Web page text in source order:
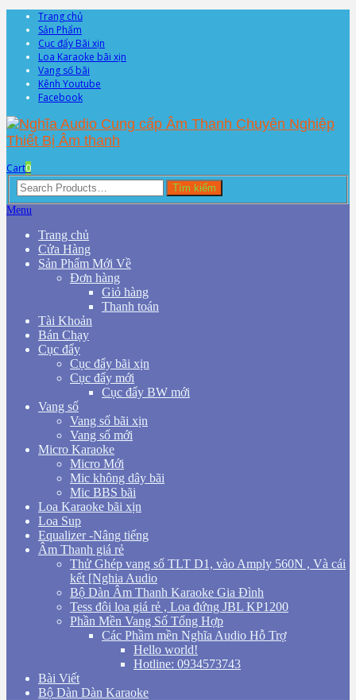
Trang chủ
Sản Phẩm
Cục đẩy Bãi xịn
Loa Karaoke bãi xịn
Vang số bãi
Kênh Youtube
Facebook
Cart0
Search
for:
Tìm kiếm
Menu
Trang chủ
Cửa Hàng
Sản Phẩm Mới Về
Đơn hàng
Giỏ hàng
Thanh toán
Tài Khoản
Bán Chạy
Cục đẩy
Cục đẩy bãi xịn
Cục đẩy mới
Cục đẩy BW mới
Vang số
Vang số bãi xịn
Vang số mới
Micro Karaoke
Micro Mới
Mic không dây bãi
Mic BBS bãi
Loa Karaoke bãi xịn
Loa Sup
Equalizer -Nâng tiếng
Âm Thanh giá rẻ
Thử Ghép vang số TLT D1, vào Amply 560N , Và cái
kết [Nghia Audio
Bộ Dàn Âm Thanh Karaoke Gia Đình
Tess đôi loa giá rẻ , Loa đứng JBL KP1200
Phần Mền Vang Số Tổng Hợp
Các Phầm mền Nghĩa Audio Hỗ Trợ
Hello world!
Hotline: 0934573743
Bài Viết
Bộ Dàn Dàn Karaoke